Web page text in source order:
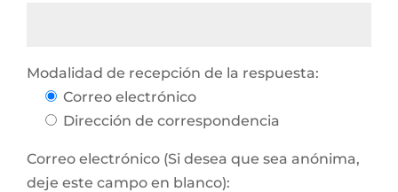
Modalidad de recepción de la respuesta:
Correo electrónico
Dirección de correspondencia
Correo electrónico (Si desea que sea anónima,
deje este campo en blanco):